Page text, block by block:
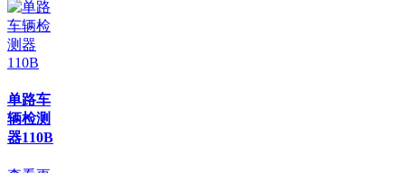
单路车
辆检测
器110B